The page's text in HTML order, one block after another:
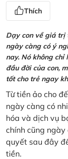
Thích
Dạy con về giá trị
ngày càng có ý
nay. Nó không
đầu đời của con,
tốt cho trẻ ngay
Từ tiền ảo cho
ngày càng có
hóa và dịch vụ
chính cũng
quyết sau đây
tiền.